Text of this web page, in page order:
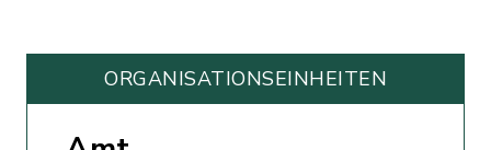
ORGANISATIONS­EINHEITEN